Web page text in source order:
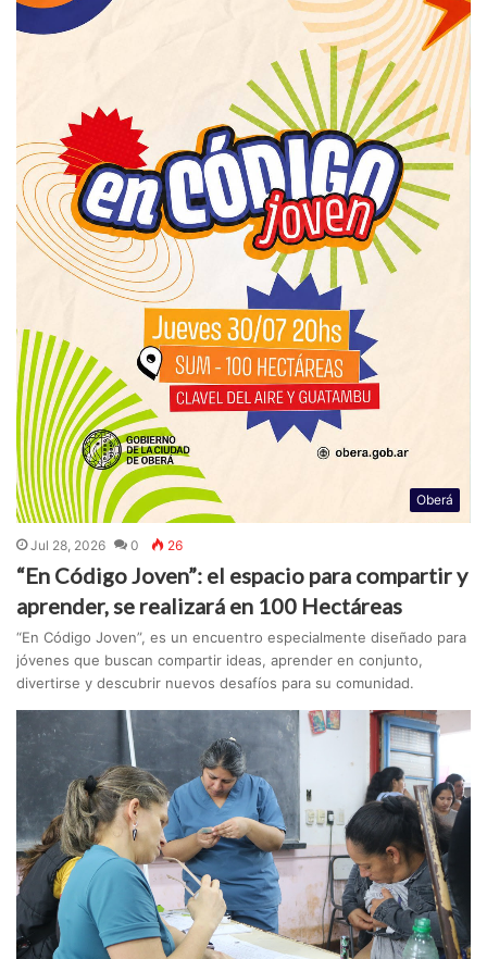
Oberá
Jul 28, 2026 0 26
“En Código Joven”: el espacio para compartir y
aprender, se realizará en 100 Hectáreas
“En Código Joven”, es un encuentro especialmente diseñado para
jóvenes que buscan compartir ideas, aprender en conjunto,
divertirse y descubrir nuevos desafíos para su comunidad.